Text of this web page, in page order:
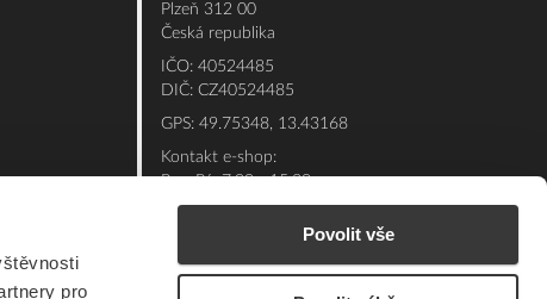
pro
Povolit vše
Plzeň 312 00
Česká republika
IČO: 40524485
DIČ: CZ40524485
GPS: 49.75348, 13.43168
Kontakt e-shop:
Po - Pá: 7:00 - 15:30
E-mail:eshop@elfetex.cz